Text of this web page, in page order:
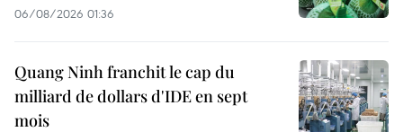
06/08/2026 01:36
Quang Ninh franchit le cap du
milliard de dollars d'IDE en sept
mois